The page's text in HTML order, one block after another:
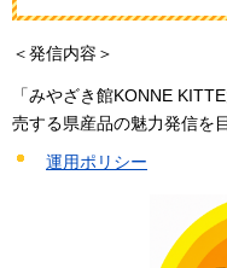
＜発信内容＞
「みやざき館KONNE
売する県産品の魅力発信を
運用ポリシー